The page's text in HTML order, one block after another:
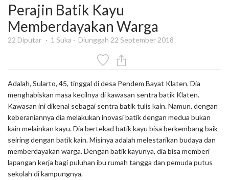
Perajin Batik Kayu
Memberdayakan Warga
22 Diputar 1 Suka Diunggah 22 September 2018
Adalah, Sularto, 45, tinggal di desa Pendem Bayat Klaten. Dia
menghabiskan masa kecilnya di kawasan sentra batik Klaten.
Kawasan ini dikenal sebagai sentra batik tulis kain. Namun, dengan
keberaniannya dia melakukan inovasi batik dengan medua bukan
kain melainkan kayu. Dia bertekad batik kayu bisa berkembang baik
seiring dengan batik kain. Misinya adalah melestarikan budaya dan
memberdayakan warga. Dengan batik kayunya, dia bisa memberi
lapangan kerja bagi puluhan ibu rumah tangga dan pemuda putus
sekolah di kampungnya.